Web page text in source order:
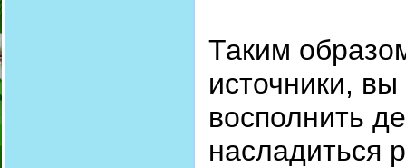
Таким
источники,
восполнить
насладиться